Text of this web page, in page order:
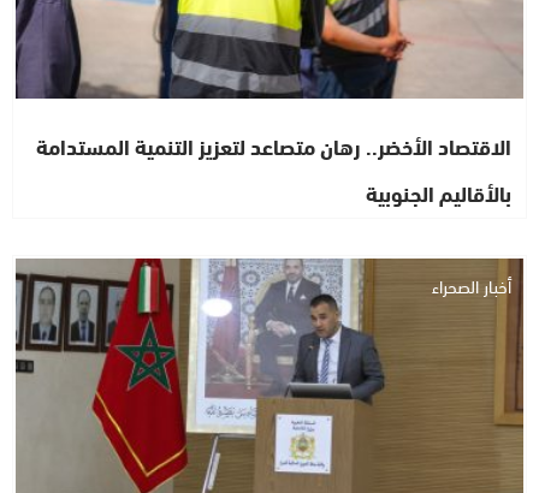
الاقتصاد الأخضر.. رهان متصاعد لتعزيز التنمية المستدامة
بالأقاليم الجنوبية
أخبار الصحراء